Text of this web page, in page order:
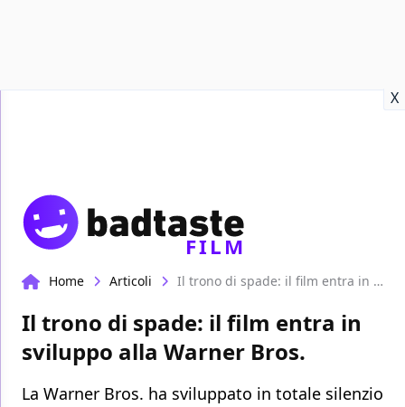
X
FILM
Home Articoli Il trono di spade: il film entra in sviluppo alla Warner Bros.
Il trono di spade: il film entra in
sviluppo alla Warner Bros.
La Warner Bros. ha sviluppato in totale silenzio